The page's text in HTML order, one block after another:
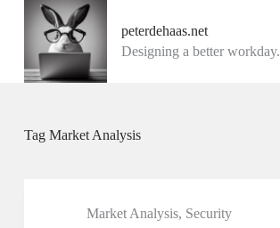
peterdehaas.net
Designing a better workday.
TagMarket Analysis
Market Analysis, Security